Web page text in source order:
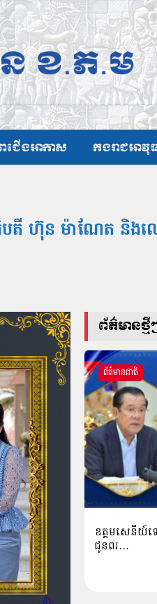
ើងអាកាស កងរាជអាវុ
ធិបតី ហ៊ុន ម៉ាណែត និង
ព័ត៌មានថ្មី
ព័ត៌មានជាតិ
ឧត្តមសេនីយ៍ទោ
ជូនពរ…